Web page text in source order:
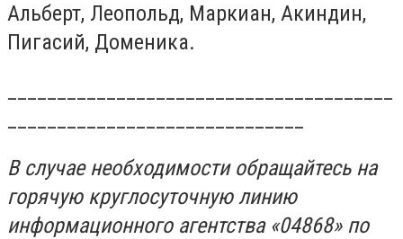
Альберт, Леопольд, Маркиан, Акиндин,
Пигасий, Доменика.
В случае необходимости обращайтесь на
горячую круглосуточную линию
информационного агентства «04868» по